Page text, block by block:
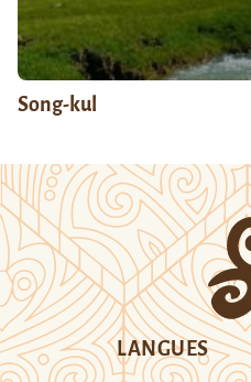
Song-kul
LANGUES